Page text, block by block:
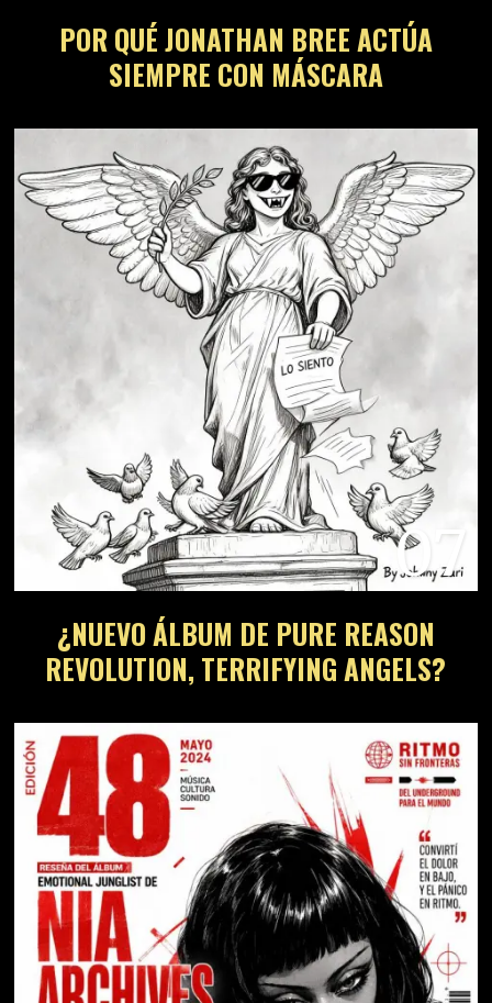
POR QUÉ JONATHAN BREE ACTÚA
SIEMPRE CON MÁSCARA
07
¿NUEVO ÁLBUM DE PURE REASON
REVOLUTION, TERRIFYING ANGELS?